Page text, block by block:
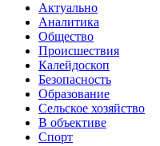
Актуально
Аналитика
Общество
Происшествия
Калейдоскоп
Безопасность
Образование
Сельское хозяйство
В объективе
Спорт